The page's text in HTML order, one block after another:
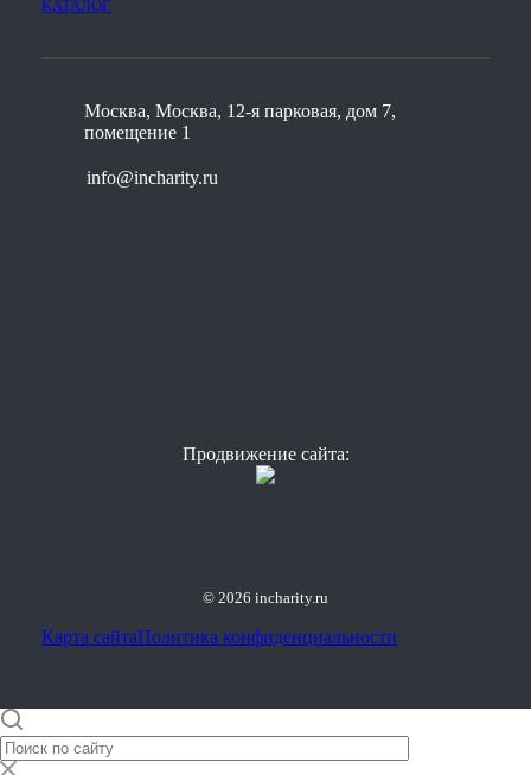
КАТАЛОГ
Продвижение сайта:
Москва, Москва, 12-я парковая, дом 7,
помещение 1
info@incharity.ru
© 2026 incharity.ru
Карта сайтаПолитика конфиденциальности